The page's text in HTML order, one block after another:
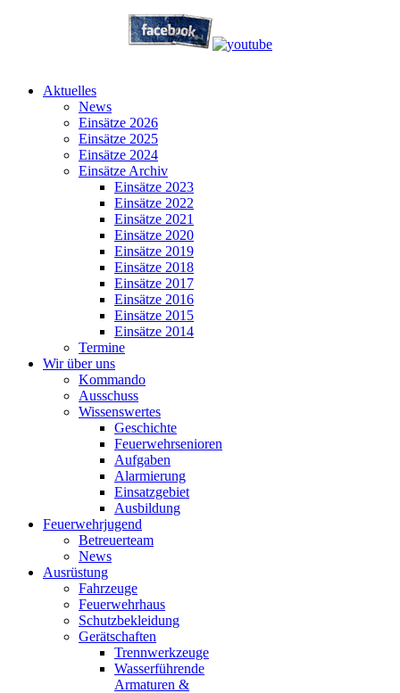
Aktuelles
News
Einsätze 2026
Einsätze 2025
Einsätze 2024
Einsätze Archiv
Einsätze 2023
Einsätze 2022
Einsätze 2021
Einsätze 2020
Einsätze 2019
Einsätze 2018
Einsätze 2017
Einsätze 2016
Einsätze 2015
Einsätze 2014
Termine
Wir über uns
Kommando
Ausschuss
Wissenswertes
Geschichte
Feuerwehrsenioren
Aufgaben
Alarmierung
Einsatzgebiet
Ausbildung
Feuerwehrjugend
Betreuerteam
News
Ausrüstung
Fahrzeuge
Feuerwehrhaus
Schutzbekleidung
Gerätschaften
Trennwerkzeuge
Wasserführende
Armaturen &